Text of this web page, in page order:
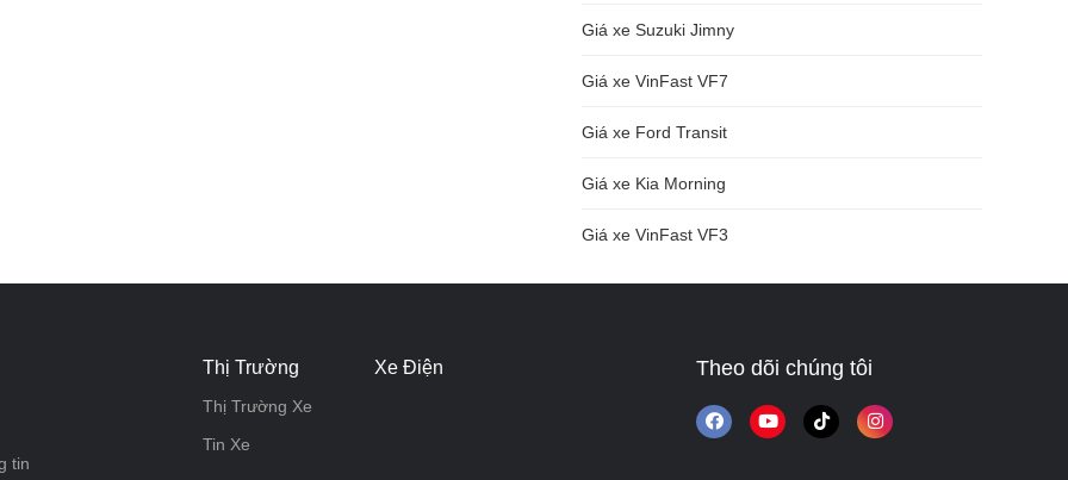
Giá xe Suzuki Jimny
Giá xe VinFast VF7
Giá xe Ford Transit
Giá xe Kia Morning
Giá xe VinFast VF3
tin
Thị Trường
Thị Trường Xe
Tin Xe
Xe Điện Theo dõi chúng tôi